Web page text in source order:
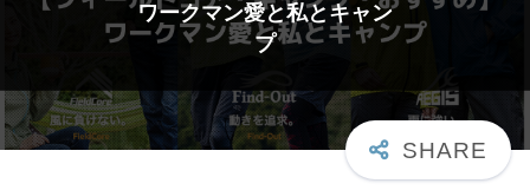
ワークマン愛と私とキャン
プ